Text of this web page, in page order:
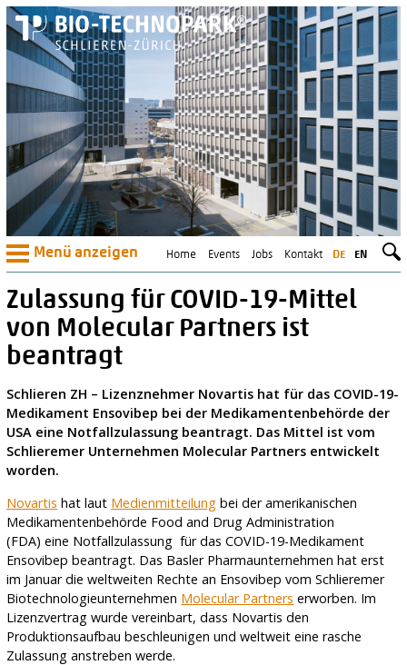
Menü anzeigen DE EN
Home Events Jobs Kontakt
Zulassung für COVID-19-Mittel
von Molecular Partners ist
beantragt
Schlieren ZH – Lizenznehmer Novartis hat für das COVID-19-
Medikament Ensovibep bei der Medikamentenbehörde der
USA eine Notfallzulassung beantragt. Das Mittel ist vom
Schlieremer Unternehmen Molecular Partners entwickelt
worden.
Novartis hat laut Medienmitteilung bei der amerikanischen
Medikamentenbehörde Food and Drug Administration
(FDA) eine Notfallzulassung für das COVID-19-Medikament
Ensovibep beantragt. Das Basler Pharmaunternehmen hat erst
im Januar die weltweiten Rechte an Ensovibep vom Schlieremer
Biotechnologieunternehmen Molecular Partners erworben. Im
Lizenzvertrag wurde vereinbart, dass Novartis den
Produktionsaufbau beschleunigen und weltweit eine rasche
Zulassung anstreben werde.